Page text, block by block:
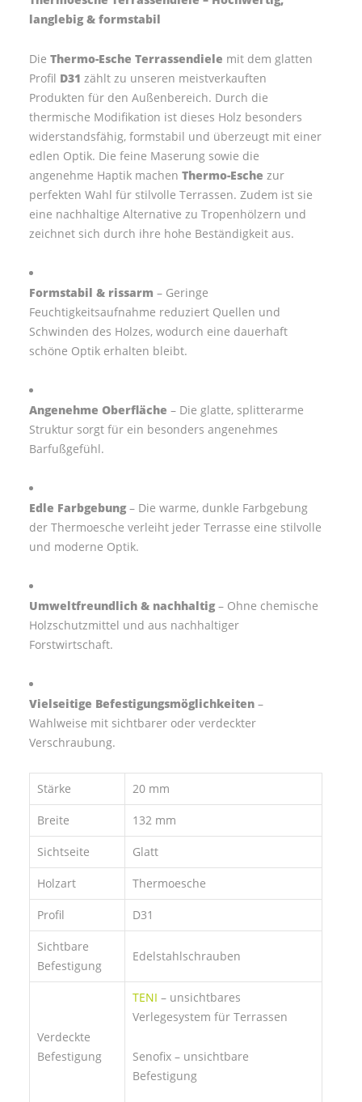
langlebig & formstabil
Die Thermo-Esche Terrassendiele mit dem glatten
Profil D31 zählt zu unseren meistverkauften
Produkten für den Außenbereich. Durch die
thermische Modifikation ist dieses Holz besonders
widerstandsfähig, formstabil und überzeugt mit einer
edlen Optik. Die feine Maserung sowie die
angenehme Haptik machen Thermo-Esche zur
perfekten Wahl für stilvolle Terrassen. Zudem ist sie
eine nachhaltige Alternative zu Tropenhölzern und
zeichnet sich durch ihre hohe Beständigkeit aus.
Formstabil & rissarm – Geringe
Feuchtigkeitsaufnahme reduziert Quellen und
Schwinden des Holzes, wodurch eine dauerhaft
schöne Optik erhalten bleibt.
Angenehme Oberfläche – Die glatte, splitterarme
Struktur sorgt für ein besonders angenehmes
Barfußgefühl.
Edle Farbgebung– Die warme, dunkle Farbgebung
der Thermoesche verleiht jeder Terrasse eine stilvolle
und moderne Optik.
Umweltfreundlich & nachhaltig– Ohne chemische
Holzschutzmittel und aus nachhaltiger
Forstwirtschaft.
Vielseitige Befestigungsmöglichkeiten –
Wahlweise mit sichtbarer oder verdeckter
Verschraubung.
Stärke 20 mm
Breite 132 mm
Sichtseite Glatt
Holzart Thermoesche
Profil D31
Sichtbare
Befestigung
Edelstahlschrauben
Verdeckte
Befestigung
TENI – unsichtbares
Verlegesystem für Terrassen
Senofix – unsichtbare
Befestigung